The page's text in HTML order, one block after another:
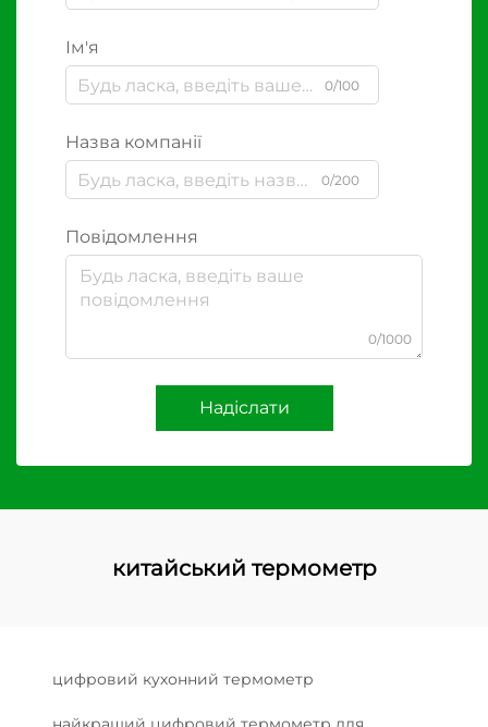
Ім'я
0/100
Назва компанії
0/200
Повідомлення
0/1000
Надіслати
китайський термометр
цифровий кухонний термометр